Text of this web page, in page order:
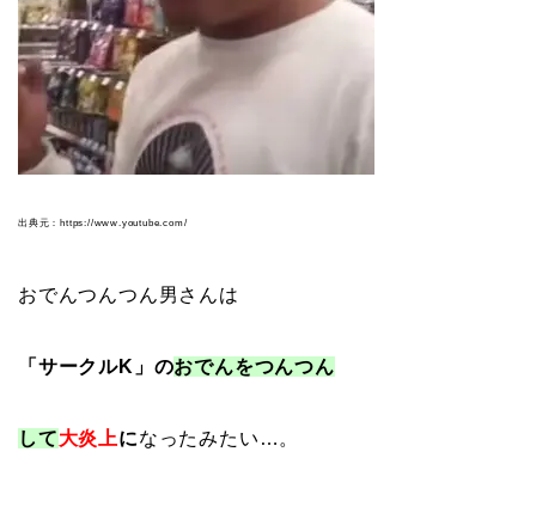
出典元：https://www.youtube.com/
おでんつんつん男さんは
「サークルK」のおでんをつんつん
して大炎上になったみたい…。